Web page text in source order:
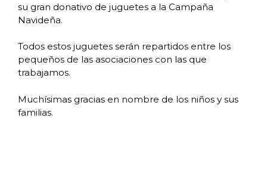
su gran donativo de juguetes a la Campaña
Navideña.
Todos estos juguetes serán repartidos entre los
pequeños de las asociaciones con las que
trabajamos.
Muchísimas gracias en nombre de los niños y sus
familias.